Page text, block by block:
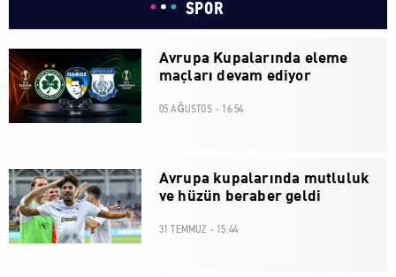
SPOR
Avrupa Kupalarında eleme
maçları devam ediyor
05 AĞUSTOS - 16:54
Avrupa kupalarında mutluluk
ve hüzün beraber geldi
31 TEMMUZ - 15:44